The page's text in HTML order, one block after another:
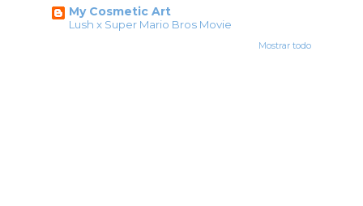
My Cosmetic Art
Lush x Super Mario Bros Movie
Mostrar todo